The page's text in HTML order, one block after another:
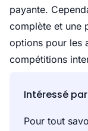
payante.
complète et une
options pour les
compétitions
Intéressé par
Pour tout